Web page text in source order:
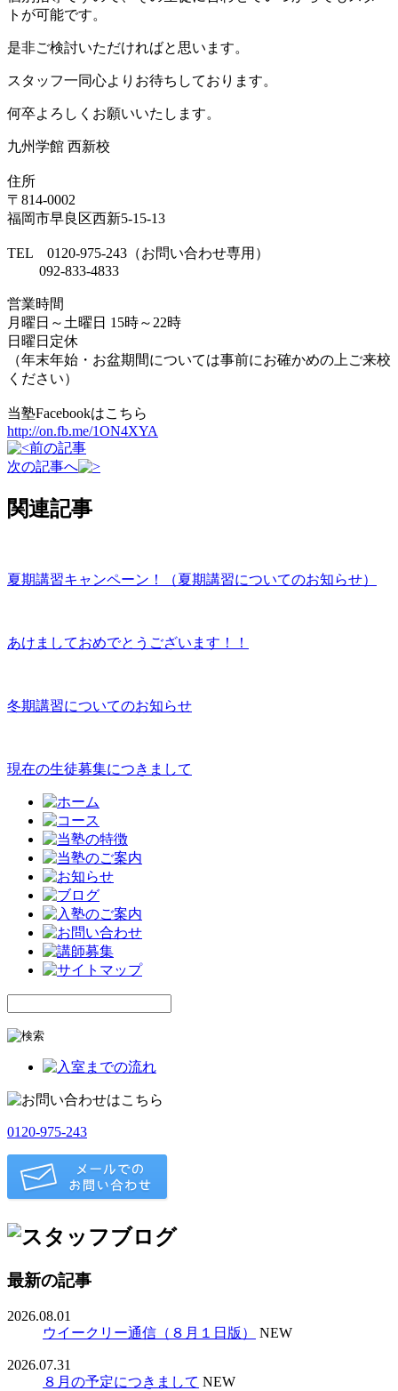
トが可能です。
是非ご検討いただければと思います。
スタッフ一同心よりお待ちしております。
何卒よろしくお願いいたします。
九州学館 西新校
住所
〒814-0002
福岡市早良区西新5-15-13
TEL 0120-975-243（お問い合わせ専用）
092-833-4833
営業時間
月曜日～土曜日 15時～22時
日曜日定休
（年末年始・お盆期間については事前にお確かめの上ご来校
ください）
当塾Facebookはこちら
http://on.fb.me/1ON4XYA
前の記事
次の記事へ
関連記事
夏期講習キャンペーン！（夏期講習についてのお知らせ）
あけましておめでとうございます！！
冬期講習についてのお知らせ
現在の生徒募集につきまして
0120-975-243
最新の記事
2026.08.01
ウイークリー通信（８月１日版）
NEW
2026.07.31
８月の予定につきまして NEW